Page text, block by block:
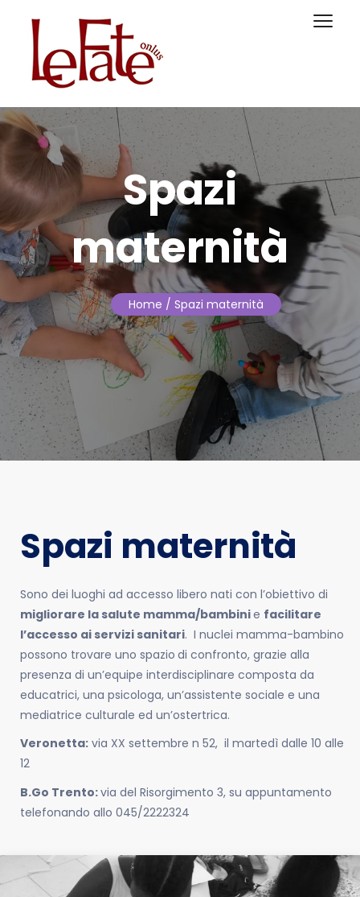
Spazi
maternità
Home / Spazi maternità
Spazi maternità
Sono dei luoghi ad accesso libero nati con l’obiettivo di
migliorare la salute mamma/bambinie facilitare
l’accesso ai servizi sanitari. I nuclei mamma-bambino
possono trovare uno spazio di confronto, grazie alla
presenza di un’equipe interdisciplinare composta da
educatrici, una psicologa, un’assistente sociale e una
mediatrice culturale ed un’ostertrica.
Veronetta: via XX settembre n 52, il martedì dalle 10 alle
12
B.Go Trento:via del Risorgimento 3, su appuntamento
telefonando allo 045/2222324